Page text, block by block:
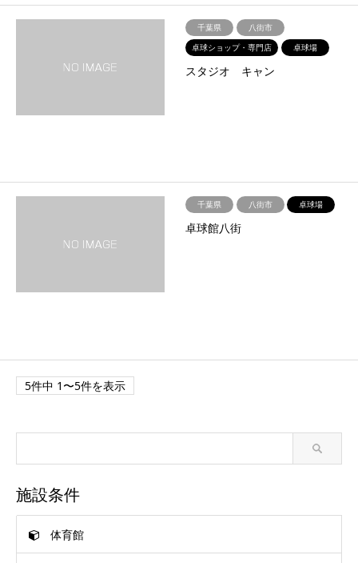
千葉県
八街市
卓球ショップ・専門店
卓球場
スタジオ キャン
千葉県 八街市 卓球場
卓球館八街
5件中 1〜5件を表示
施設条件
体育館